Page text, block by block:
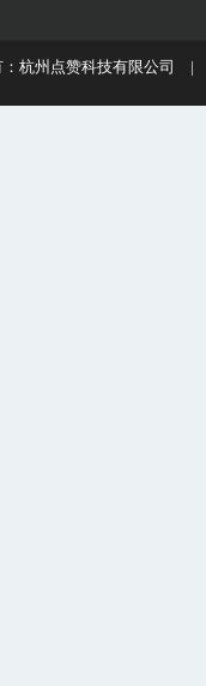
：杭州点赞科技有限公司